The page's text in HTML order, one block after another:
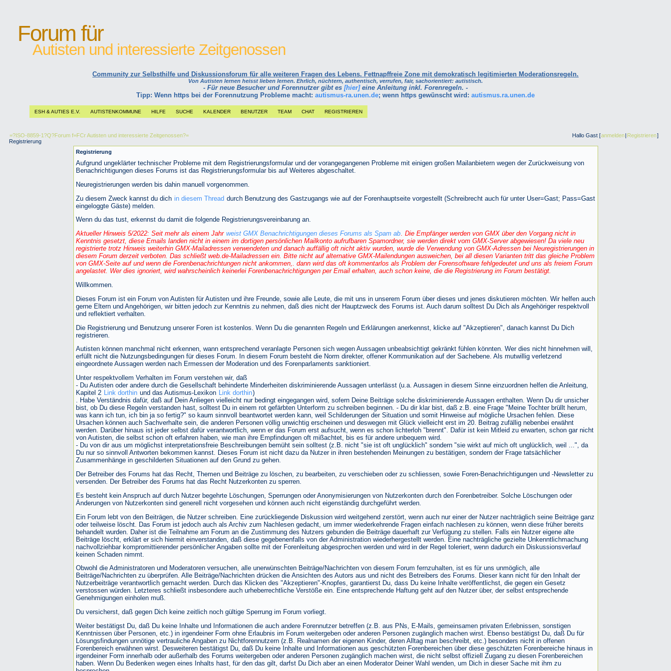
Forum für
Autisten und interessierte Zeitgenossen
Community zur Selbsthilfe und Diskussionsforum für alle weiteren Fragen des Lebens. Fettnapffreie Zone mit demokratisch legitimierten Moderationsregeln.
Von Autisten lernen heisst lieben lernen. Ehrlich, nüchtern, authentisch, verrufen, fair, sachorientiert: autistisch.
- Für neue Besucher und Forennutzer gibt es [hier]eine Anleitung inkl. Forenregeln. -
Tipp: Wenn https bei der Forennutzung Probleme macht: autismus-ra.unen.de; wenn https gewünscht wird: autismus.ra.unen.de
ESH & AUTIES E.V. AUTISTENKOMMUNE HILFE SUCHE KALENDER BENUTZER TEAM CHAT REGISTRIEREN
Hallo Gast [anmelden| Registrieren]
=?ISO-8859-1?Q?Forum f=FCr Autisten und interessierte Zeitgenossen?=
Registrierung
Registrierung
Aufgrund ungeklärter technischer Probleme mit dem Registrierungsformular und der vorangegangenen Probleme mit einigen großen Mailanbietern wegen der Zurückweisung von
Benachrichtigungen dieses Forums ist das Registrierungsformular bis auf Weiteres abgeschaltet.
Neuregistrierungen werden bis dahin manuell vorgenommen.
Zu diesem Zweck kannst du dich in diesem Thread durch Benutzung des Gastzugangs wie auf der Forenhauptseite vorgestellt (Schreibrecht auch für unter User=Gast; Pass=Gast
eingeloggte Gäste) melden.
Wenn du das tust, erkennst du damit die folgende Registrierungsvereinbarung an.
Aktueller Hinweis 5/2022: Seit mehr als einem Jahr weist GMX Benachrichtigungen dieses Forums als Spam ab. Die Empfänger werden von GMX über den Vorgang nicht in
Kenntnis gesetzt, diese Emails landen nicht in einem im dortigen persönlichen Mailkonto aufrufbaren Spamordner, sie werden direkt vom GMX-Server abgewiesen! Da viele neu
registrierte trotz Hinweis weiterhin GMX-Mailadressen verwendeten und danach auffällig oft nicht aktiv wurden, wurde die Verwendung von GMX-Adressen bei Neuregistrierungen in
diesem Forum derzeit verboten. Das schließt web.de-Mailadressen ein. Bitte nicht auf alternative GMX-Mailendungen ausweichen, bei all diesen Varianten tritt das gleiche Problem
von GMX-Seite auf und wenn die Forenbenachrichtungen nicht ankommen,. dann wird das oft kommentarlos als Problem der Forensoftware fehlgedeutet und uns als freiem Forum
angelastet. Wer dies ignoriert, wird wahrscheinlich keinerlei Forenbenachrichtigungen per Email erhalten, auch schon keine, die die Registrierung im Forum bestätigt.
Willkommen.
Dieses Forum ist ein Forum von Autisten für Autisten und ihre Freunde, sowie alle Leute, die mit uns in unserem Forum über dieses und jenes diskutieren möchten. Wir helfen auch
gerne Eltern und Angehörigen, wir bitten jedoch zur Kenntnis zu nehmen, daß dies nicht der Hauptzweck des Forums ist. Auch darum solltest Du Dich als Angehöriger respektvoll
und reflektiert verhalten.
Die Registrierung und Benutzung unserer Foren ist kostenlos. Wenn Du die genannten Regeln und Erklärungen anerkennst, klicke auf "Akzeptieren", danach kannst Du Dich
registrieren.
Autisten können manchmal nicht erkennen, wann entsprechend veranlagte Personen sich wegen Aussagen unbeabsichtigt gekränkt fühlen könnten. Wer dies nicht hinnehmen will,
erfüllt nicht die Nutzungsbedingungen für dieses Forum. In diesem Forum besteht die Norm direkter, offener Kommunikation auf der Sachebene. Als mutwillig verletzend
eingeordnete Aussagen werden nach Ermessen der Moderation und des Forenparlaments sanktioniert.
Unter respektvollem Verhalten im Forum verstehen wir, daß
- Du Autisten oder andere durch die Gesellschaft behinderte Minderheiten diskriminierende Aussagen unterlässt (u.a. Aussagen in diesem Sinne einzuordnen helfen die Anleitung,
Kapitel 2 Link dorthin und das Autismus-Lexikon Link dorthin)
. Habe Verständnis dafür, daß auf Dein Anliegen vielleicht nur bedingt eingegangen wird, sofern Deine Beiträge solche diskriminierende Aussagen enthalten. Wenn Du dir unsicher
bist, ob Du diese Regeln verstanden hast, solltest Du in einem rot gefärbten Unterform zu schreiben beginnen. - Du dir klar bist, daß z.B. eine Frage "Meine Tochter brüllt herum,
was kann ich tun, ich bin ja so fertig?" so kaum sinnvoll beantwortet werden kann, weil Schilderungen der Situation und somit Hinweise auf mögliche Ursachen fehlen. Diese
Ursachen können auch Sachverhalte sein, die anderen Personen völlig unwichtig erscheinen und deswegen mit Glück vielleicht erst im 20. Beitrag zufällig nebenbei erwähnt
werden. Darüber hinaus ist jeder selbst dafür verantwortlich, wenn er das Forum erst aufsucht, wenn es schon lichterloh "brennt". Dafür ist kein Mitleid zu erwarten, schon gar nicht
von Autisten, die selbst schon oft erfahren haben, wie man ihre Empfindungen oft mißachtet, bis es für andere unbequem wird.
- Du von dir aus um möglichst interpretationsfreie Beschreibungen bemüht sein solltest (z.B. nicht "sie ist oft unglücklich" sondern "sie wirkt auf mich oft unglücklich, weil ...", da
Du nur so sinnvoll Antworten bekommen kannst. Dieses Forum ist nicht dazu da Nutzer in ihren bestehenden Meinungen zu bestätigen, sondern der Frage tatsächlicher
Zusammenhänge in geschilderten Situationen auf den Grund zu gehen.
Der Betreiber des Forums hat das Recht, Themen und Beiträge zu löschen, zu bearbeiten, zu verschieben oder zu schliessen, sowie Foren-Benachrichtigungen und -Newsletter zu
versenden. Der Betreiber des Forums hat das Recht Nutzerkonten zu sperren.
Es besteht kein Anspruch auf durch Nutzer begehrte Löschungen, Sperrungen oder Anonymisierungen von Nutzerkonten durch den Forenbetreiber. Solche Löschungen oder
Änderungen von Nutzerkonten sind generell nicht vorgesehen und können auch nicht eigenständig durchgeführt werden.
Ein Forum lebt von den Beiträgen, die Nutzer schreiben. Eine zurückliegende Diskussion wird weitgehend zerstört, wenn auch nur einer der Nutzer nachträglich seine Beiträge ganz
oder teilweise löscht. Das Forum ist jedoch auch als Archiv zum Nachlesen gedacht, um immer wiederkehrende Fragen einfach nachlesen zu können, wenn diese früher bereits
behandelt wurden. Daher ist die Teilnahme am Forum an die Zustimmung des Nutzers gebunden die Beiträge dauerhaft zur Verfügung zu stellen. Falls ein Nutzer eigene alte
Beiträge löscht, erklärt er sich hiermit einverstanden, daß diese gegebenenfalls von der Administration wiederhergestellt werden. Eine nachträgliche gezielte Unkenntlichmachung
nachvollziehbar kompromittierender persönlicher Angaben sollte mit der Forenleitung abgesprochen werden und wird in der Regel toleriert, wenn dadurch ein Diskussionsverlauf
keinen Schaden nimmt.
Obwohl die Administratoren und Moderatoren versuchen, alle unerwünschten Beiträge/Nachrichten von diesem Forum fernzuhalten, ist es für uns unmöglich, alle
Beiträge/Nachrichten zu überprüfen. Alle Beiträge/Nachrichten drücken die Ansichten des Autors aus und nicht des Betreibers des Forums. Dieser kann nicht für den Inhalt der
Nutzerbeiträge verantwortlich gemacht werden. Durch das Klicken des "Akzeptieren"-Knopfes, garantierst Du, dass Du keine Inhalte veröffentlichst, die gegen ein Gesetz
verstossen würden. Letzteres schließt insbesondere auch urheberrechtliche Verstöße ein. Eine entsprechende Haftung geht auf den Nutzer über, der selbst entsprechende
Genehmigungen einholen muß.
Du versicherst, daß gegen Dich keine zeitlich noch gültige Sperrung im Forum vorliegt.
Weiter bestätigst Du, daß Du keine Inhalte und Informationen die auch andere Forennutzer betreffen (z.B. aus PNs, E-Mails, gemeinsamen privaten Erlebnissen, sonstigen
Kenntnissen über Personen, etc.) in irgendeiner Form ohne Erlaubnis im Forum weitergeben oder anderen Personen zugänglich machen wirst. Ebenso bestätigst Du, daß Du für
Lösungsfindungen unnötige vertrauliche Angaben zu Nichtforennutzern (z.B. Realnamen der eigenen Kinder, deren Alltag man beschreibt, etc.) besonders nicht in offenen
Forenbereich erwähnen wirst. Desweiteren bestätigst Du, daß Du keine Inhalte und Informationen aus geschützten Forenbereichen über diese geschützten Forenbereiche hinaus in
irgendeiner Form innerhalb oder außerhalb des Forums weitergeben oder anderen Personen zugänglich machen wirst, die nicht selbst offiziell Zugang zu diesen Forenbereichen
haben. Wenn Du Bedenken wegen eines Inhalts hast, für den das gilt, darfst Du Dich aber an einen Moderator Deiner Wahl wenden, um Dich in dieser Sache mit ihm zu